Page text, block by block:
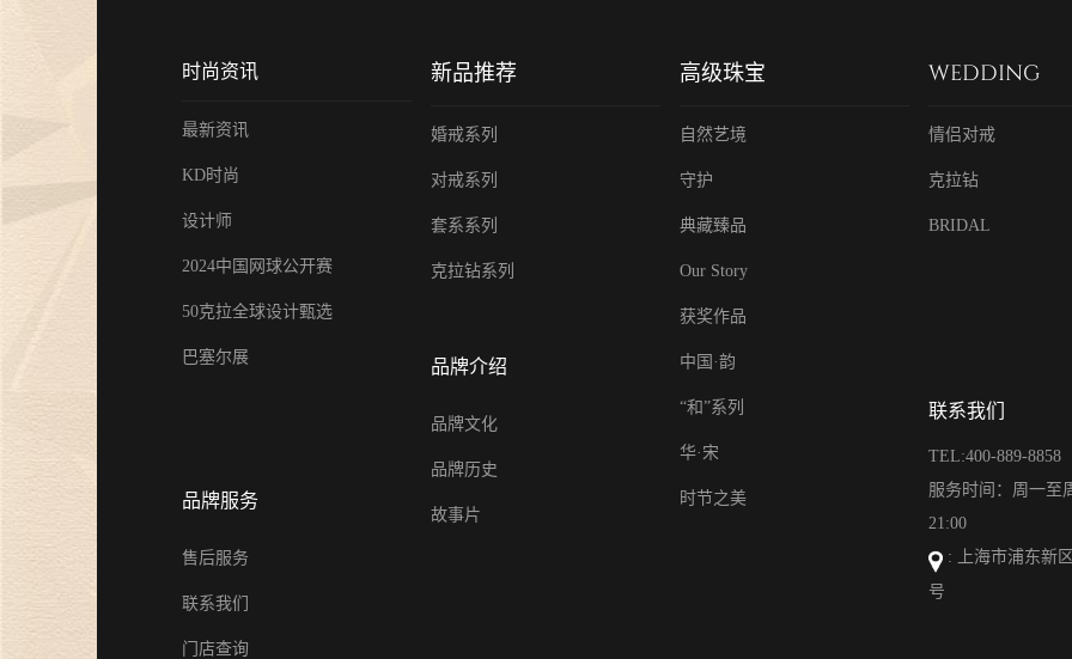
时尚资讯
最新资讯
KD时尚
设计师
2024中国网球公开赛
50克拉全球设计甄选
巴塞尔展
品牌服务
售后服务
联系我们
门店查询
新品推荐
婚戒系列
对戒系列
套系系列
克拉钻系列
品牌介绍
品牌文化
品牌历史
故事片
高级珠宝
自然艺境
守护
典藏臻品
Our Story
获奖作品
中国·韵
“和”系列
华·宋
时节之美
WEDDING
情侣对戒
克拉钻
BRIDAL
联系我们
TEL:400-889-8858
服务时间：周一至
21:00
: 上海市浦东新
号